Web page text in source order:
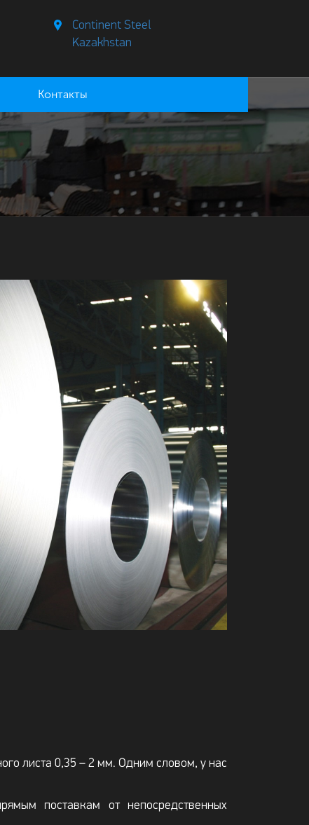
Continent Steel
Kazakhstan
Контакты
листа 0,35 – 2 мм. Одним словом, у нас
поставкам от непосредственных